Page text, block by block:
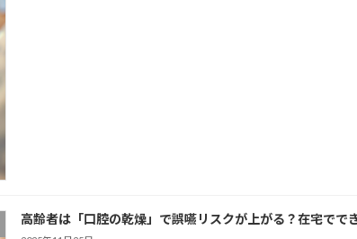
高齢者は「口腔の乾燥」で誤嚥リスクが上がる？在宅でで